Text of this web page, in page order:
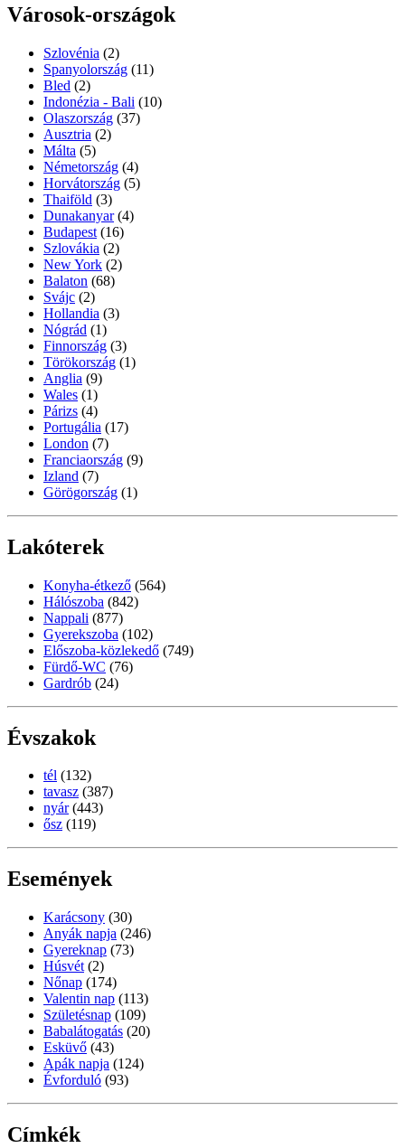
Városok-országok
Szlovénia (2)
Spanyolország (11)
Bled (2)
Indonézia - Bali (10)
Olaszország (37)
Ausztria (2)
Málta (5)
Németország (4)
Horvátország (5)
Thaiföld (3)
Dunakanyar (4)
Budapest (16)
Szlovákia (2)
New York (2)
Balaton (68)
Svájc (2)
Hollandia (3)
Nógrád (1)
Finnország (3)
Törökország (1)
Anglia (9)
Wales (1)
Párizs (4)
Portugália (17)
London (7)
Franciaország (9)
Izland (7)
Görögország (1)
Lakóterek
Konyha-étkező (564)
Hálószoba (842)
Nappali (877)
Gyerekszoba (102)
Előszoba-közlekedő (749)
Fürdő-WC (76)
Gardrób (24)
Évszakok
tél (132)
tavasz (387)
nyár (443)
ősz (119)
Események
Karácsony (30)
Anyák napja (246)
Gyereknap (73)
Húsvét (2)
Nőnap (174)
Valentin nap (113)
Születésnap (109)
Babalátogatás (20)
Esküvő (43)
Apák napja (124)
Évforduló (93)
Címkék